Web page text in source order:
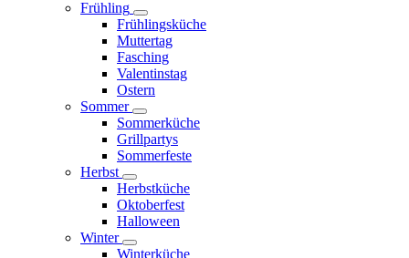
Frühling
Frühlingsküche
Muttertag
Fasching
Valentinstag
Ostern
Sommer
Sommerküche
Grillpartys
Sommerfeste
Herbst
Herbstküche
Oktoberfest
Halloween
Winter
Winterküche